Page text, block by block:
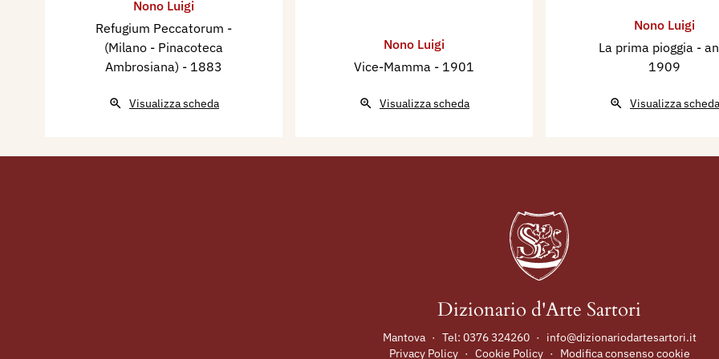
Nono Luigi
Refugium Peccatorum -
(Milano - Pinacoteca
Ambrosiana) - 1883
Visualizza scheda
Nono Luigi
Vice-Mamma - 1901
Visualizza scheda
Nono Luigi
La prima pioggia -
1909
Visualizza scheda
Dizionario d'Arte Sartori
Mantova · Tel: 0376 324260 ·
info@dizionariodartesartori.it
Privacy Policy · Cookie Policy · Modifica consenso cookie